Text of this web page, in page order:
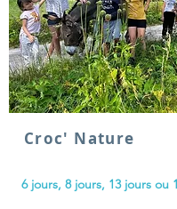
Croc' Nature
6 jours, 8 jours, 13 jours ou